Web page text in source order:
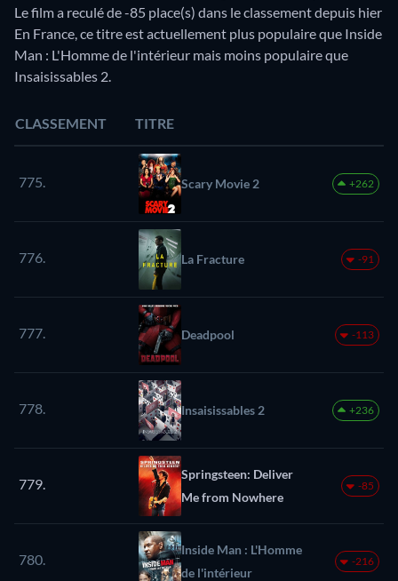
Le film a reculé de -85 place(s) dans le classement depuis hier
En France, ce titre est actuellement plus populaire que Inside
Man : L'Homme de l'intérieur mais moins populaire que
Insaisissables 2.
CLASSEMENT TITRE
775. Scary Movie 2 +262
776. La Fracture -91
777. Deadpool -113
778. Insaisissables 2 +236
779.
Springsteen: Deliver
Me from Nowhere
-85
780.
Inside Man : L'Homme
de l'intérieur
-216